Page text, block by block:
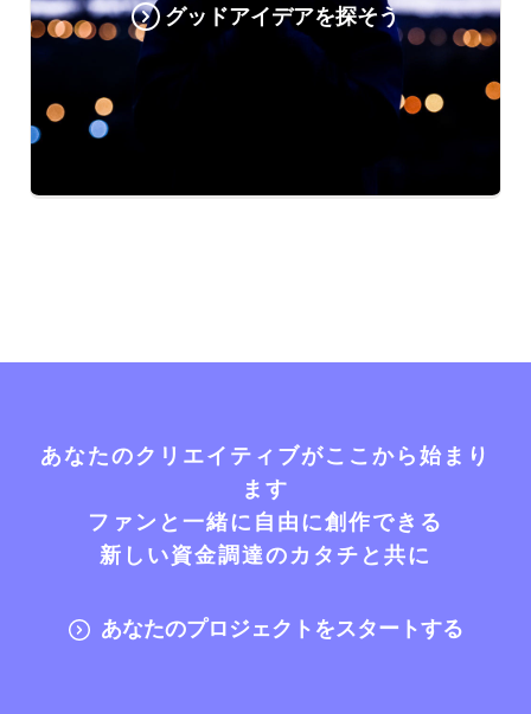
グッドアイデアを探そう
あなたのクリエイティブがここから始まり
ます
ファンと一緒に自由に創作できる
新しい資金調達のカタチと共に
あなたのプロジェクトをスタートする